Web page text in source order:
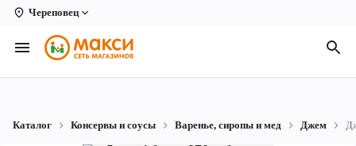
Череповец
Вологда
Архангельск
Каталог Консервы и соусы Варенье, сиропы и мед Джем